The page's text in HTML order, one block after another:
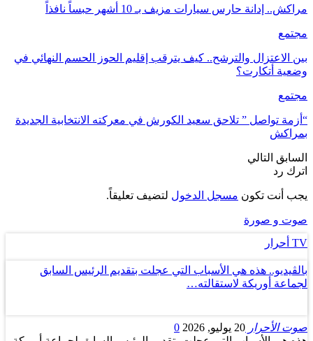
مراكش.. إدانة حارس سيارات مزيف بـ 10 أشهر حبساً نافذاً
مجتمع
بين الاعتزال والترشح.. كيف يترقب إقليم الحوز الحسم النهائي في
وضعية أتكارت؟
مجتمع
“أزمة تواصل ” تلاحق سعيد الكورش في معركته الانتخابية الجديدة
بمراكش
السابق التالي
اترك رد
يجب أنت تكون مسجل الدخول لتضيف تعليقاً.
صوت و صورة
TV أحرار
بالڤيديو.. هذه هي الأسباب التي عجلت بتقديم الرئيس السابق
لجماعة أوريكة لاستقالته…
صوت الأحرار 20 يوليو, 2026
0